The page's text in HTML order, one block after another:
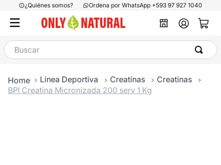
¿Quiénes somos? Ordena por WhatsApp +593 97 927 1040
Buscar
Línea Deportiva Creatinas
Creatinas
BPI Creatina Micronizada 200 serv 1 Kg